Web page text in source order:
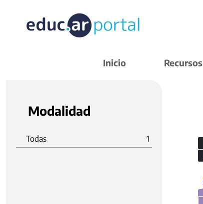
Inicio Recursos
Modalidad
Todas 1